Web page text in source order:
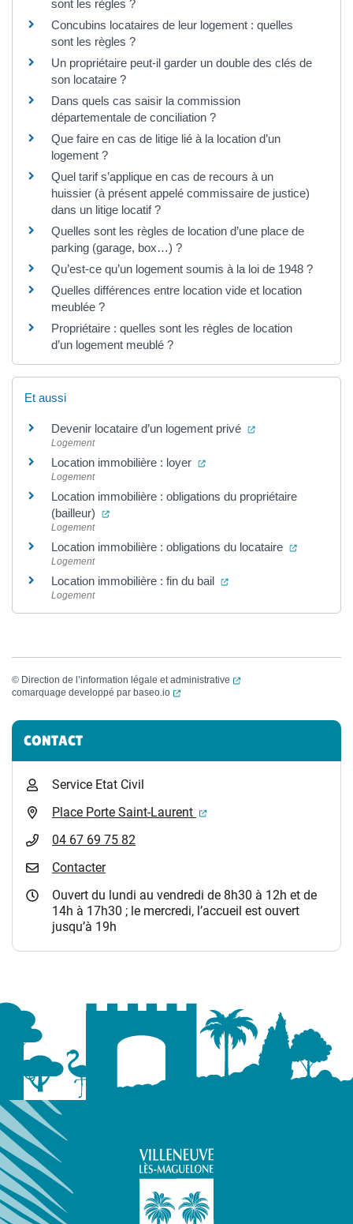
sont les règles ?
Concubins locataires de leur logement : quelles
sont les règles ?
Un propriétaire peut-il garder un double des clés de
son locataire ?
Dans quels cas saisir la commission
départementale de conciliation ?
Que faire en cas de litige lié à la location d’un
logement ?
Quel tarif s’applique en cas de recours à un
huissier (à présent appelé commissaire de justice)
dans un litige locatif ?
Quelles sont les règles de location d’une place de
parking (garage, box…) ?
Qu’est-ce qu’un logement soumis à la loi de 1948 ?
Quelles différences entre location vide et location
meublée ?
Propriétaire : quelles sont les règles de location
d’un logement meublé ?
Et aussi
Devenir locataire d’un logement privé (ouverture dans
Logement
Location immobilière : loyer (ouverture dans un nouvel
Logement
Location immobilière : obligations du propriétaire
(bailleur)
(ouverture dans un nouvel onglet)
Logement
Location immobilière : obligations du locataire (ouverture
Logement
Location immobilière : fin du bail (ouverture dans un
Logement
© Direction de l’information légale et administrative
(ouverture dans un
comarquage developpé par baseo.io (ouverture dans un nouvel onglet)
Informations complémentaires
CONTACT
Service Etat Civil
Place Porte Saint-Laurent
(ouverture dans un
04 67 69 75 82
Contacter
Ouvert du lundi au vendredi de 8h30 à 12h et de
14h à 17h30 ; le mercredi, l’accueil est ouvert
jusqu’à 19h